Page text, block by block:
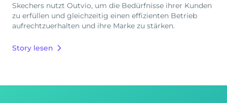
Skechers nutzt Outvio, um die Bedürfnisse ihrer Kunden
zu erfüllen und gleichzeitig einen effizienten Betrieb
aufrechtzuerhalten und ihre Marke zu stärken.
Story lesen